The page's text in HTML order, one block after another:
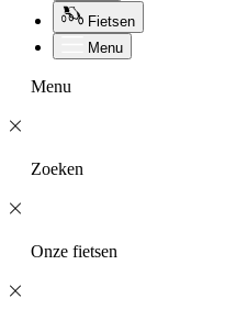
Fietsen
Menu
Menu
Zoeken
Onze fietsen